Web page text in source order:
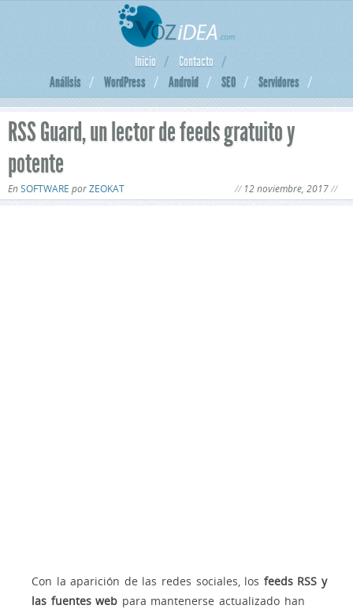
Inicio
Contacto
Análisis
WordPress Android SEO Servidores
RSS Guard, un lector de feeds gratuito y
potente
EnSOFTWARE porZEOKAT 12 noviembre, 2017
Con la aparición de las redes sociales, los feeds RSS y
las fuentes web para mantenerse actualizado han